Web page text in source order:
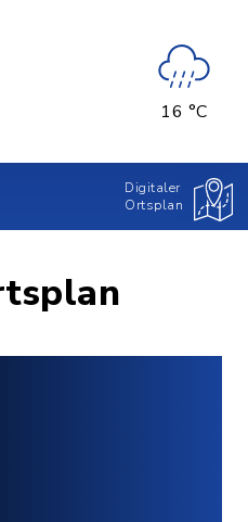
16 °C
Digitaler
Ortsplan